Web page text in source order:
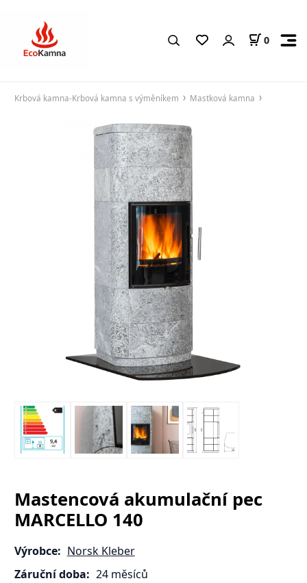
0
Krbová kamna-Krbová kamna s výměníkem Mastková kamna
Mastencová akumulační pec
MARCELLO 140
Výrobce: Norsk Kleber
Záruční doba: 24 měsíců